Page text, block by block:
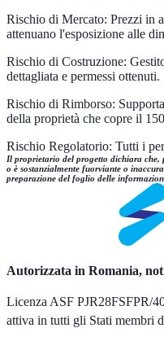
Rischio di Mercato: Prezzi in
attenuano l'esposizione alle
Rischio di Costruzione:
dettagliata e permessi ottenuti.
Rischio di Rimborso:
della proprietà che copre il
Rischio Regolatorio: Tutti i
Il proprietario del progetto dichiara che,
o è sostanzialmente fuorviante o
preparazione del foglio delle
Autorizzata in Romania,
Licenza ASF PJR28FSFPR/
attiva in tutti gli Stati membri